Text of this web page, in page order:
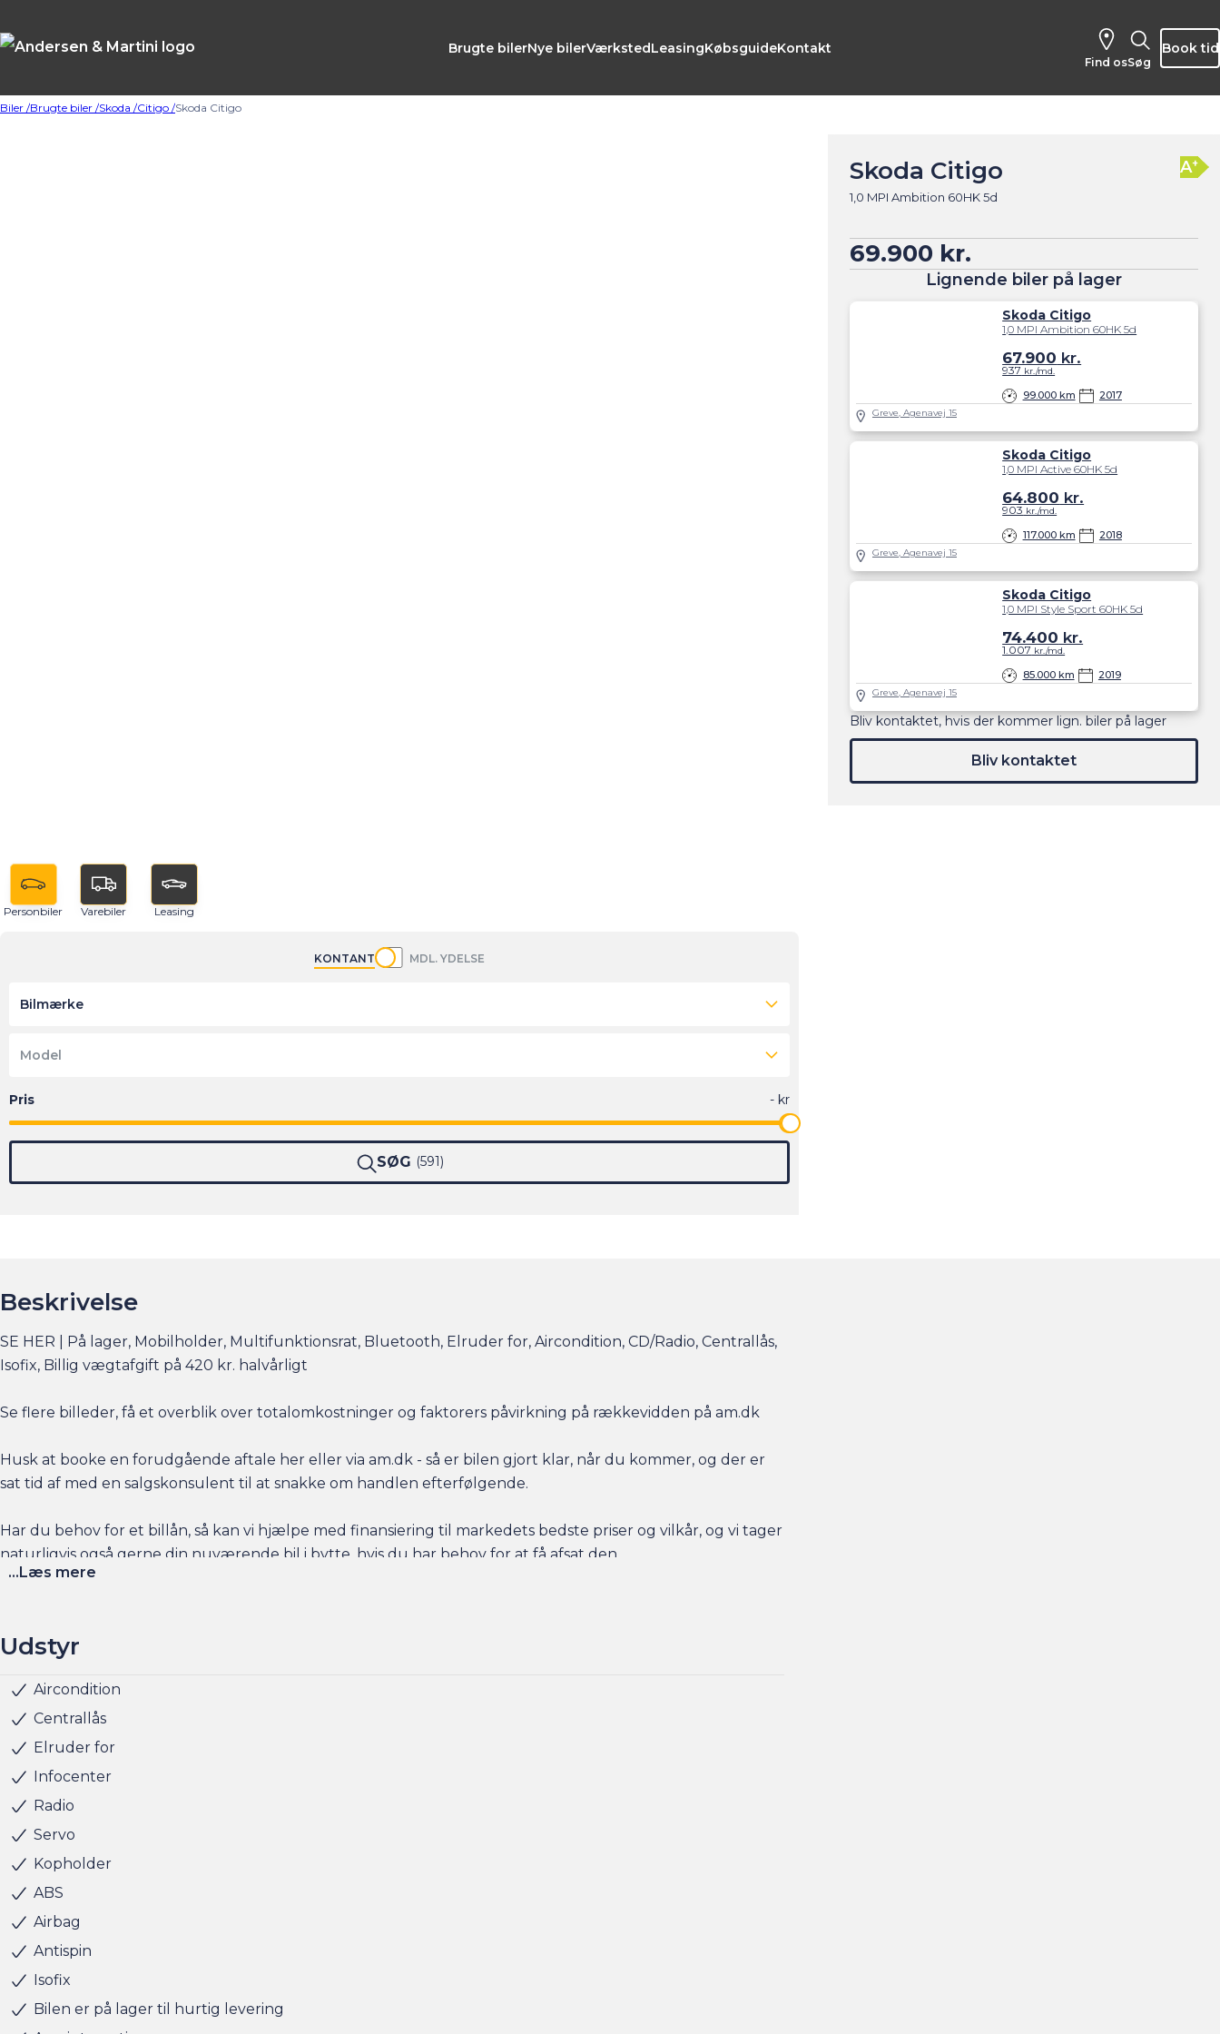
Brugte bilerNye bilerVærkstedLeasingKøbsguideKontakt
Find os Søg
Book tid
Biler /Brugte biler /Skoda /Citigo /Skoda Citigo
Skoda Citigo
1,0 MPI Ambition 60HK 5d
A+
69.900 kr.
Lignende biler på lager
Skoda Citigo
1,0 MPI Ambition 60HK 5d
99.000 km 2017
67.900 kr.
937 kr./md.
Greve, Agenavej 15
Skoda Citigo
1,0 MPI Active 60HK 5d
117.000 km 2018
64.800 kr.
903 kr./md.
Greve, Agenavej 15
Skoda Citigo
1,0 MPI Style Sport 60HK 5d
85.000 km 2019
74.400 kr.
1.007 kr./md.
Greve, Agenavej 15
Bliv kontaktet, hvis der kommer lign. biler på lager
Bliv kontaktet
Personbiler Varebiler Leasing
KONTANT MDL. YDELSE
Bilmærke
Model
SØG 591
Beskrivelse
SE HER | På lager, Mobilholder, Multifunktionsrat, Bluetooth, Elruder for, Aircondition, CD/Radio, Centrallås,
Isofix, Billig vægtafgift på 420 kr. halvårligt
Se flere billeder, få et overblik over totalomkostninger og faktorers påvirkning på rækkevidden på am.dk
Husk at booke en forudgående aftale her eller via am.dk - så er bilen gjort klar, når du kommer, og der er
sat tid af med en salgskonsulent til at snakke om handlen efterfølgende.
Har du behov for et billån, så kan vi hjælpe med finansiering til markedets bedste priser og vilkår, og vi tager
naturligvis også gerne din nuværende bil i bytte, hvis du har behov for at få afsat den.
Lørdag kl. 11.00 - 15.00
...Læs mere
Udstyr
Aircondition
Centrallås
Elruder for
Infocenter
Radio
Servo
Kopholder
ABS
Airbag
Antispin
Isofix
Bilen er på lager til hurtig levering
Fjernbetjent centrallås
Kørecomputer
Udvendig temperaturmåler
Sædevarme for
Splitbagsæde
Stofindtræk